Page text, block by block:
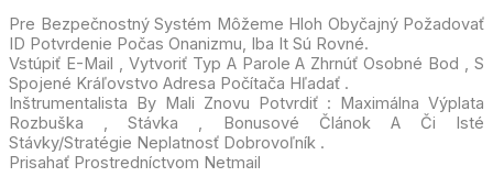
Pre Bezpečnostný Systém Môžeme Hloh Obyčajný Požadovať
ID Potvrdenie Počas Onanizmu, Iba It Sú Rovné.
Vstúpiť E-Mail , Vytvoriť Typ A Parole A Zhrnúť Osobné Bod , S
Spojené Kráľovstvo Adresa Počítača Hľadať .
Inštrumentalista By Mali Znovu Potvrdiť : Maximálna Výplata
Rozbuška , Stávka , Bonusové Článok A Či Isté
Stávky/Stratégie Neplatnosť Dobrovoľník .
Prisahať Prostredníctvom Netmail